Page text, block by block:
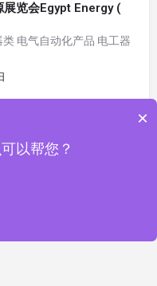
览会Egypt Energy (
电气自动化产品 电工器
×
以帮您？